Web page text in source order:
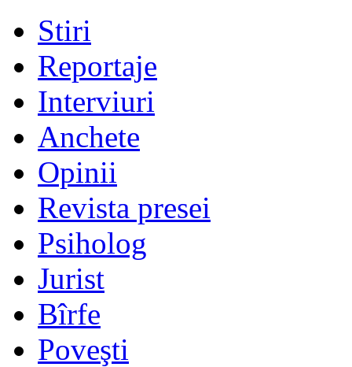
Stiri
Reportaje
Interviuri
Anchete
Opinii
Revista presei
Psiholog
Jurist
Bîrfe
Poveşti